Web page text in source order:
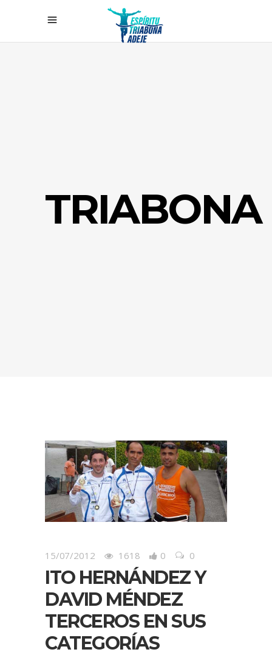
TRIABONA
15/07/2012 1618 0 0
ITO HERNÁNDEZ Y
DAVID MÉNDEZ
TERCEROS EN SUS
CATEGORÍAS